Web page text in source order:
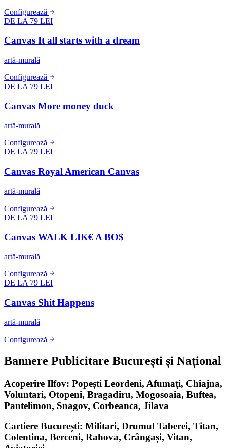
Configurează
DE LA 79 LEI
Canvas It all starts with a dream
artă-murală
Configurează
DE LA 79 LEI
Canvas More money duck
artă-murală
Configurează
DE LA 79 LEI
Canvas Royal American Canvas
artă-murală
Configurează
DE LA 79 LEI
Canvas WALK LIK€ A BO$
artă-murală
Configurează
DE LA 79 LEI
Canvas Shit Happens
artă-murală
Configurează
Bannere Publicitare București și Național
Acoperire Ilfov: Popești Leordeni, Afumați, Chiajna,
Voluntari, Otopeni, Bragadiru, Mogosoaia, Buftea,
Pantelimon, Snagov, Corbeanca, Jilava
Cartiere București: Militari, Drumul Taberei, Titan,
Colentina, Berceni, Rahova, Crângași, Vitan,